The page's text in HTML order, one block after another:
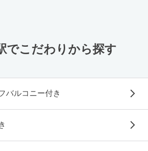
でこだわりから探す
バルコニー付き